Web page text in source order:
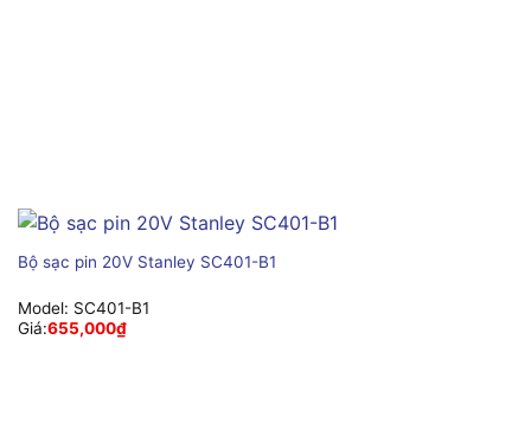
Bộ sạc pin 20V Stanley SC401-B1
Model: SC401-B1
Giá:655,000₫